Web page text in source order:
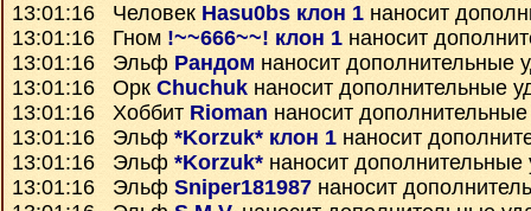
13:01:16 Человек Hasu0bs клон 1 наносит
13:01:16 Гном !~~666~~! клон 1 наносит
13:01:16 Эльф Рандом наносит дополнительные
13:01:16 Орк Chuchuk наносит дополнительные
13:01:16 Хоббит Rioman наносит
13:01:16 Эльф *Korzuk* клон 1 наносит
13:01:16 Эльф *Korzuk* наносит дополнительные
13:01:16 Эльф Sniper181987 наносит